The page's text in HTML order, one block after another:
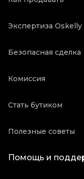
Экспертиза Oskelly
Безопасная сделка
Комиссия
Стать бутиком
Полезные советы
Помощь и